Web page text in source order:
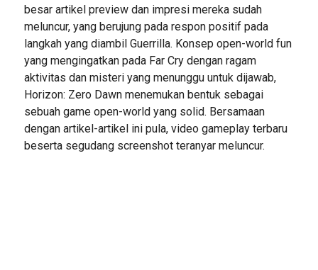
besar artikel preview dan impresi mereka sudah
meluncur, yang berujung pada respon positif pada
langkah yang diambil Guerrilla. Konsep open-world fun
yang mengingatkan pada Far Cry dengan ragam
aktivitas dan misteri yang menunggu untuk dijawab,
Horizon: Zero Dawn menemukan bentuk sebagai
sebuah game open-world yang solid. Bersamaan
dengan artikel-artikel ini pula, video gameplay terbaru
beserta segudang screenshot teranyar meluncur.